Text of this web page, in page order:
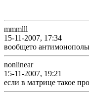
mmmlll
15-11-2007, 17:34
вообщето
nonlinear
15-11-2007, 19:21
если в матрице такое